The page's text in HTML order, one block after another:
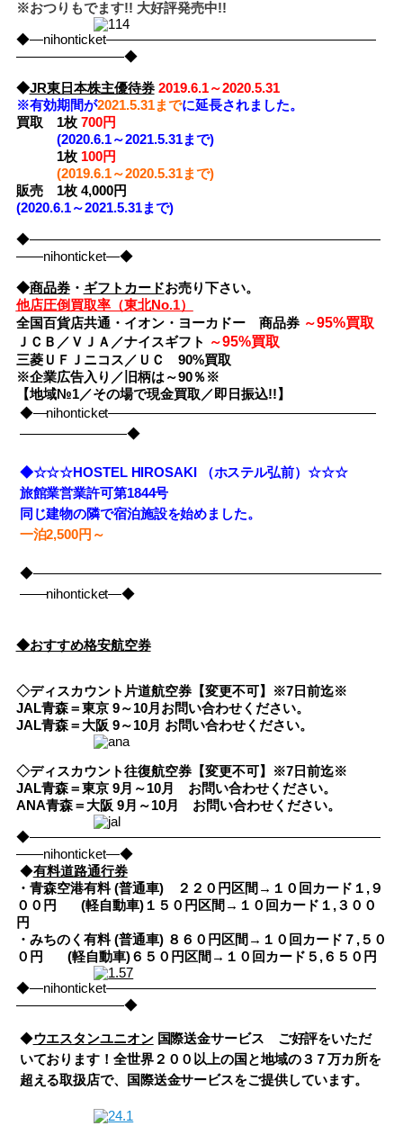
※おつりもでます!! 大好評発売中!!
◆―nihonticket――――――――――――――――――――
――――――――◆
◆JR東日本株主優待券 2019.6.1～2020.5.31
※有効期間が2021.5.31までに延長されました。
買取
1枚700円
(2020.6.1～2021.5.31まで)
1枚 100円
(2019.6.1～2020.5.31まで)
販売 1枚 4,000円
(2020.6.1～2021.5.31まで)
◆――――――――――――――――――――――――――
――nihonticket―◆
◆商品券・ ギフトカードお売り下さい。
他店圧倒買取率（東北No.1）
全国百貨店共通・イオン・ヨーカドー 商品券～95%買取
ＪＣＢ／ＶＪＡ／ナイスギフト ～95%買取
三菱ＵＦＪニコス／ＵＣ 90%買取
※企業広告入り／旧柄は～90％※
【地域№1／その場で現金買取／即日振込!!】
◆―nihonticket――――――――――――――――――――
――――――――◆
◆☆☆☆HOSTEL HIROSAKI （ホステル弘前）☆☆☆
旅館業営業許可第1844号
同じ建物の隣で宿泊施設を始めました。
一泊2,500円～
◆――――――――――――――――――――――――――
――nihonticket―◆
◆おすすめ格安航空券
◇ディスカウント片道航空券【変更不可】※7日前迄※
JAL青森＝東京 9～10月お問い合わせください。
JAL青森＝大阪 9～10月 お問い合わせください。
◇ディスカウント往復航空券【変更不可】※7日前迄※
JAL青森＝東京 9月～10月 お問い合わせください。
ANA青森＝大阪 9月～10月 お問い合わせください。
◆――――――――――――――――――――――――――
――nihonticket―◆
◆有料道路通行券
・青森空港有料 (普通車) ２２０円区間→１０回カード１,９
００円
(軽自動車)１５０円区間→１０回カード１,３００
円
・みちのく有料 (普通車) ８６０円区間→１０回カード７,５０
０円
(軽自動車)６５０円区間→１０回カード５,６５０円
◆―nihonticket――――――――――――――――――――
――――――――◆
◆ウエスタンユニオン国際送金サービス ご好評をいただ
いております！全世界２００以上の国と地域の３７万カ所を
超える取扱店で、国際送金サービスをご提供しています。